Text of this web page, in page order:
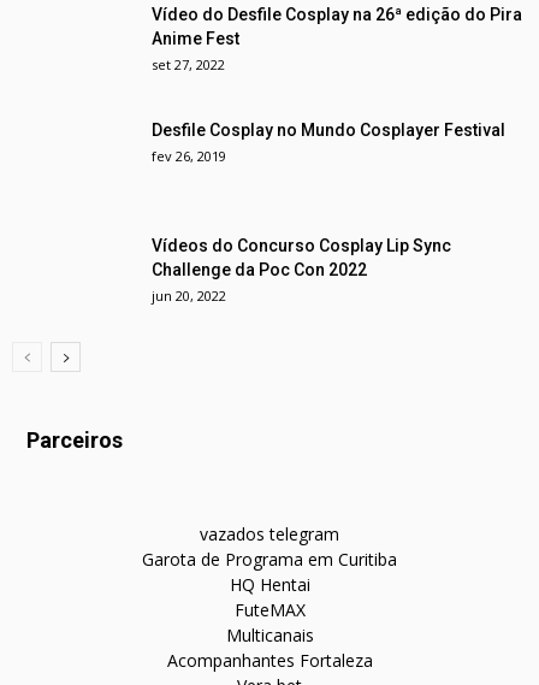
Vídeo do Desfile Cosplay na 26ª edição do Pira
Anime Fest
set 27, 2022
Desfile Cosplay no Mundo Cosplayer Festival
fev 26, 2019
Vídeos do Concurso Cosplay Lip Sync
Challenge da Poc Con 2022
jun 20, 2022
Parceiros
vazados telegram
Garota de Programa em Curitiba
HQ Hentai
FuteMAX
Multicanais
Acompanhantes Fortaleza